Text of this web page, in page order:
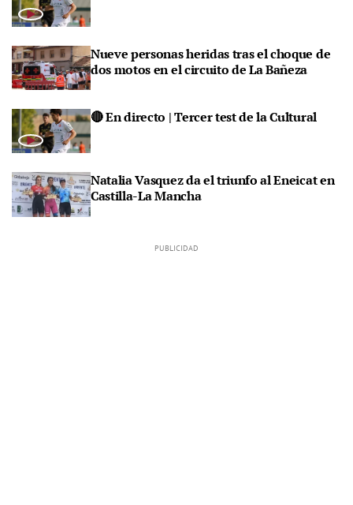
Nueve personas heridas tras el choque de
dos motos en el circuito de La Bañeza
🔴 En directo | Tercer test de la Cultural
Natalia Vasquez da el triunfo al Eneicat en
Castilla-La Mancha